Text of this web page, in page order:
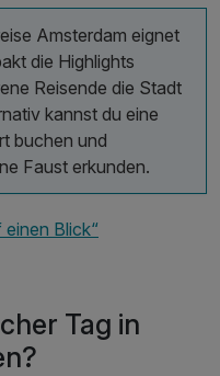
Amsterdam eignet
die Highlights
Reisende die Stadt
kannst du eine
buchen und
Faust erkunden.
Blick“
Tag in